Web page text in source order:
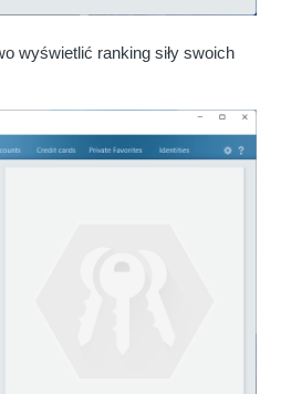
wyświetlić ranking siły swoich